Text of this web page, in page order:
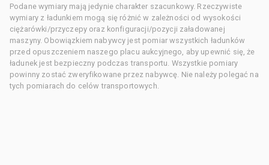
Podane wymiary mają jedynie charakter szacunkowy. Rzeczywiste
wymiary z ładunkiem mogą się różnić w zależności od wysokości
ciężarówki/przyczepy oraz konfiguracji/pozycji załadowanej
maszyny. Obowiązkiem nabywcy jest pomiar wszystkich ładunków
przed opuszczeniem naszego placu aukcyjnego, aby upewnić się, że
ładunek jest bezpieczny podczas transportu. Wszystkie pomiary
powinny zostać zweryfikowane przez nabywcę. Nie należy polegać na
tych pomiarach do celów transportowych.